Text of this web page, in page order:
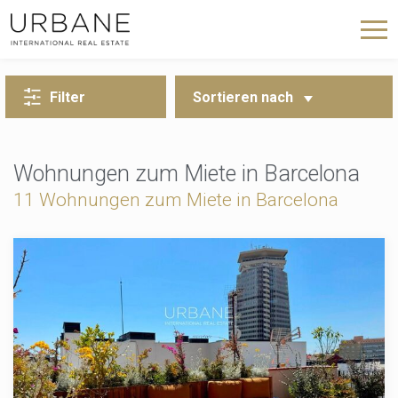
Filter Sortieren nach
Wohnungen zum Miete in Barcelona
11 Wohnungen zum Miete in Barcelona